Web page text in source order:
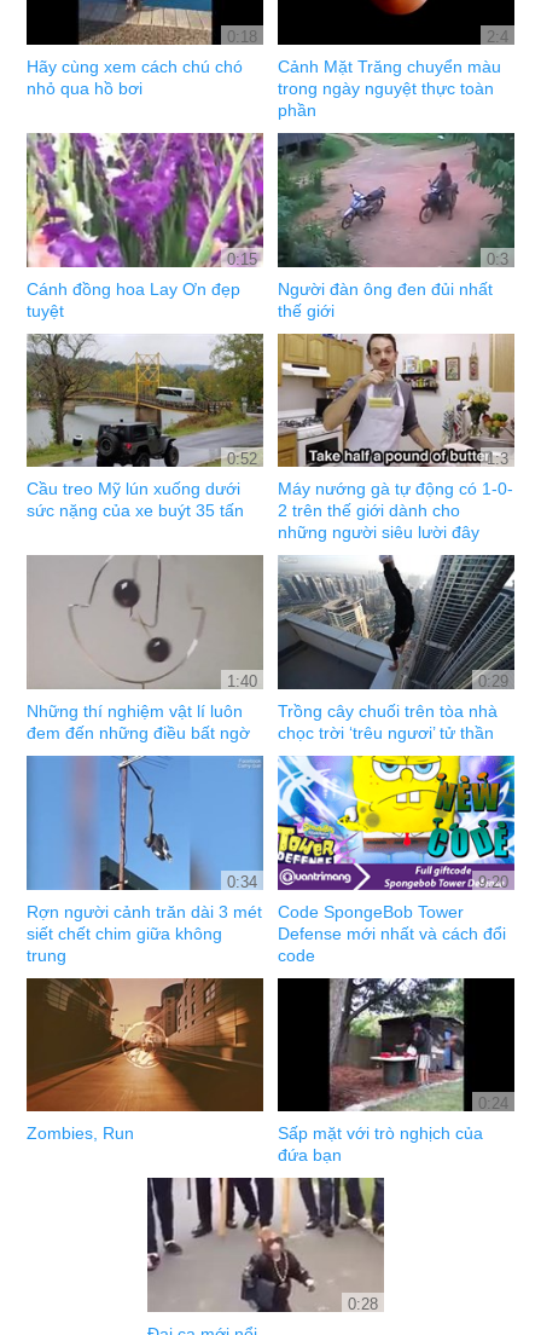
0:18
Hãy cùng xem cách chú chó
nhỏ qua hồ bơi
2:4
Cảnh Mặt Trăng chuyển màu
trong ngày nguyệt thực toàn
phần
0:15
Cánh đồng hoa Lay Ơn đẹp
tuyệt
0:3
Người đàn ông đen đủi nhất
thế giới
0:52
Cầu treo Mỹ lún xuống dưới
sức nặng của xe buýt 35 tấn
1:3
Máy nướng gà tự động có 1-0-
2 trên thế giới dành cho
những người siêu lười đây
1:40
Những thí nghiệm vật lí luôn
đem đến những điều bất ngờ
0:29
Trồng cây chuối trên tòa nhà
chọc trời ‘trêu ngươi’ tử thần
0:34
Rợn người cảnh trăn dài 3 mét
siết chết chim giữa không
trung
9:20
Code SpongeBob Tower
Defense mới nhất và cách đổi
code
Zombies, Run
0:24
Sấp mặt với trò nghịch của
đứa bạn
0:28